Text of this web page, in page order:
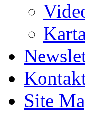
Karta
Site